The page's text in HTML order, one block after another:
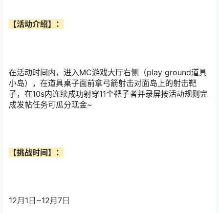
【活动介绍】：
在活动时间内，进入MC游戏大厅右侧（play ground道具
小岛），在道具桌子面前拿弓箭射击对面岛上的射击靶
子，在10s内连续成功射穿11个靶子者并录屏按活动规则完
成发帖任务可瓜分现金~
【挑战时间】：
12月1日~12月7日